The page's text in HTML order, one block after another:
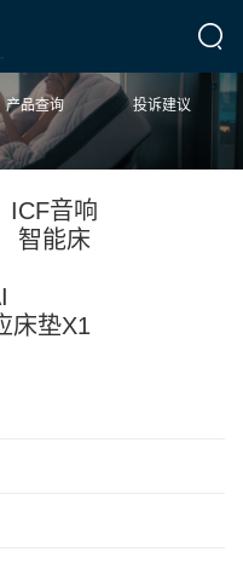
产品查询 投诉建议
ICF音响
智能床
床垫X1